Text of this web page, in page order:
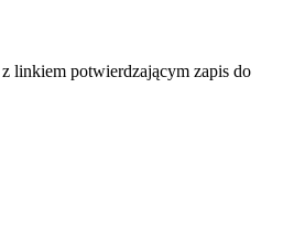
linkiem potwierdzającym zapis do